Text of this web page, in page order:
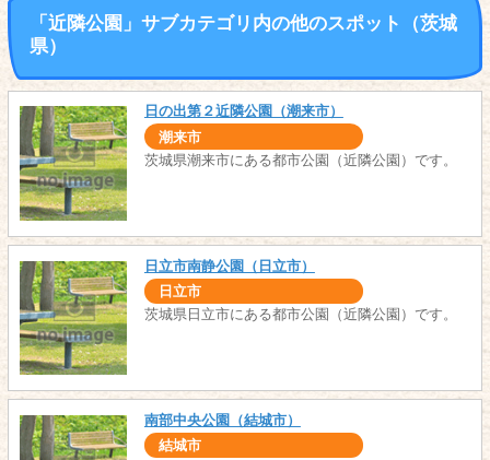
「近隣公園」サブカテゴリ内の他のスポット（茨城
県）
日の出第２近隣公園（潮来市）
潮来市
茨城県潮来市にある都市公園（近隣公園）です。
日立市南静公園（日立市）
日立市
茨城県日立市にある都市公園（近隣公園）です。
南部中央公園（結城市）
結城市